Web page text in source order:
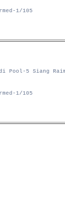
1/105
Pool-5 Siang
1/105